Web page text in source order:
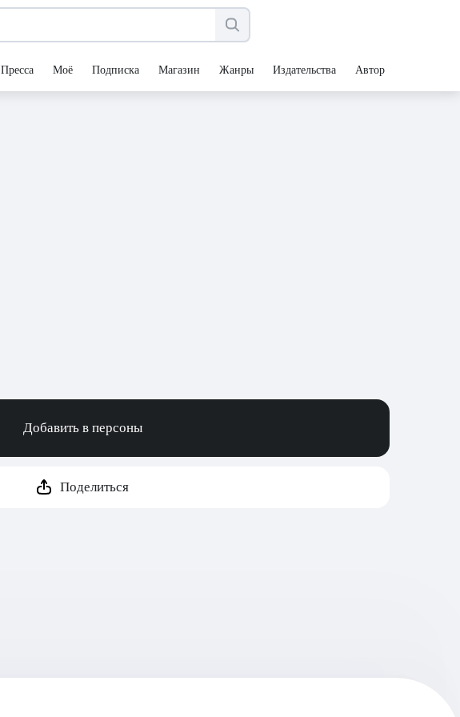
Пресса Моё Подписка Магазин Жанры Издательства Авторы
Добавить в персоны
Поделиться